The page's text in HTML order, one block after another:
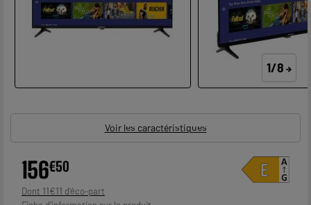
1/8
Voir les caractéristiques
156€50
Dont 11€11